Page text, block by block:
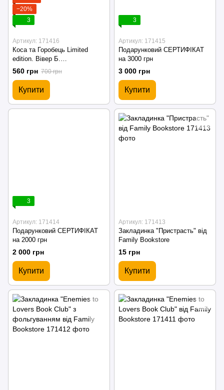
−20%
3
Артикул: 171416
Коса та Горобець Limited
edition. Вівер Б.
(Передзамовлення)
560 грн 700 грн
Купити
3
Артикул: 171415
Подарунковий СЕРТИФІКАТ
на 3000 грн
3 000 грн
Купити
3
Артикул: 171414
Подарунковий СЕРТИФІКАТ
на 2000 грн
2 000 грн
Купити
Артикул: 171413
Закладинка "Пристрасть" від
Family Bookstore
15 грн
Купити